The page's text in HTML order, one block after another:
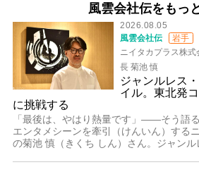
風雲会社伝をもっ
2026.08.05
風雲会社伝
岩手
ニイタカプラス株
長 菊池 慎
ジャンルレス
イル。東北発
に挑戦する
「最後は、やはり熱量です」――そう語
エンタメシーンを牽引（けんいん）する
の菊池 慎（きくち しん）さん。ジャンル